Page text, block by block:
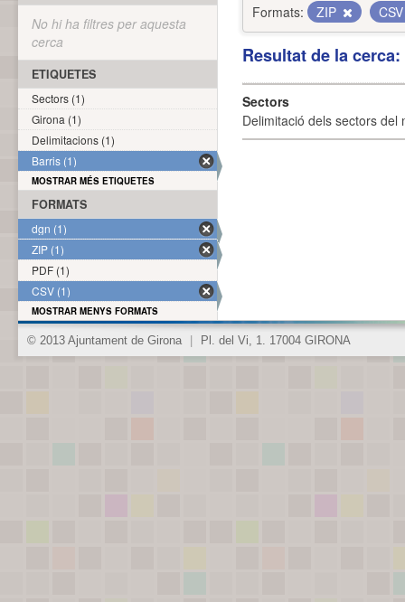
Formats:
ZIP
Resultat de la
Sectors
Delimitació dels sectors del
No hi ha filtres per aquesta
cerca
ETIQUETES
Sectors (1)
Girona (1)
Delimitacions (1)
Barris (1)
MOSTRAR MÉS ETIQUETES
FORMATS
dgn (1)
ZIP (1)
PDF (1)
CSV (1)
MOSTRAR MENYS FORMATS
© 2013 Ajuntament de Girona Pl. del Vi, 1. 17004 GIRONA